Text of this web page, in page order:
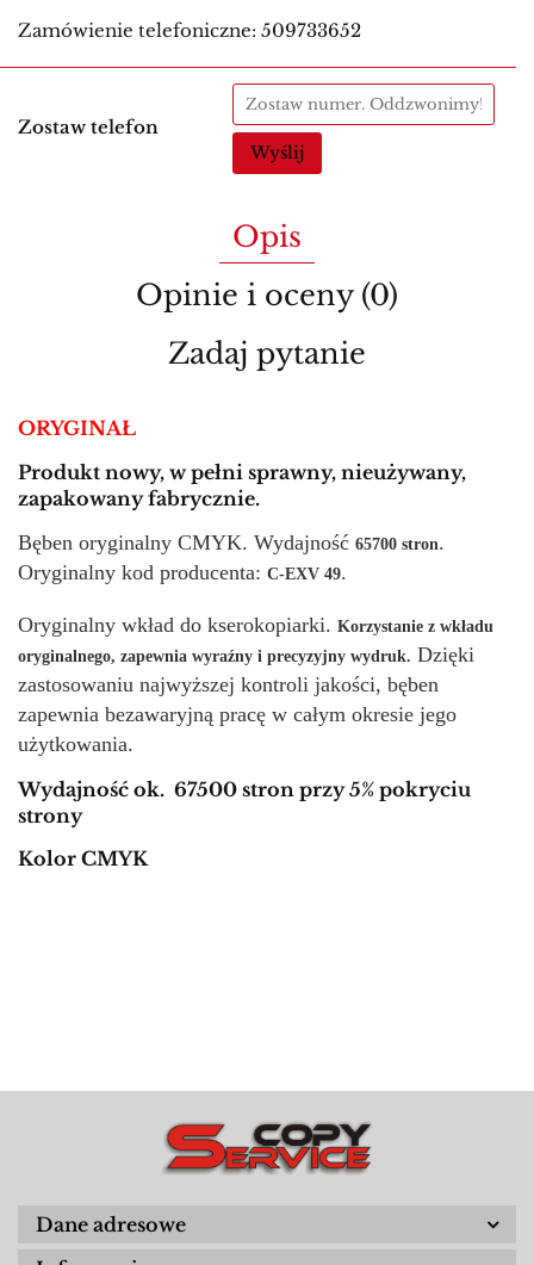
Zamówienie telefoniczne: 509733652
Zostaw telefon
Wyślij
Opis
Opinie i oceny (0)
Zadaj pytanie
ORYGINAŁ
Produkt nowy, w pełni sprawny, nieużywany,
zapakowany fabrycznie.
Bęben oryginalny CMYK. Wydajność 65700 stron.
Oryginalny kod producenta: C-EXV 49.
Oryginalny wkład do kserokopiarki. Korzystanie z wkładu
oryginalnego, zapewnia wyraźny i precyzyjny wydruk. Dzięki
zastosowaniu najwyższej kontroli jakości, bęben
zapewnia bezawaryjną pracę w całym okresie jego
użytkowania.
Wydajność ok. 67500 stron przy 5% pokryciu
strony
Kolor CMYK
Dane adresowe